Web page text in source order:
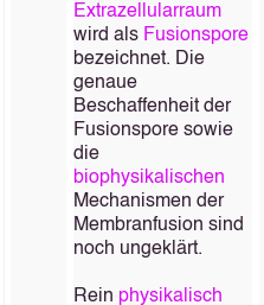
Extrazellularraum
wird als Fusionspore
bezeichnet. Die
genaue
Beschaffenheit der
Fusionspore sowie
die
biophysikalischen
Mechanismen der
Membranfusion sind
noch ungeklärt.
Rein physikalisch